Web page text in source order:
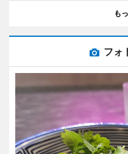
も
フォ